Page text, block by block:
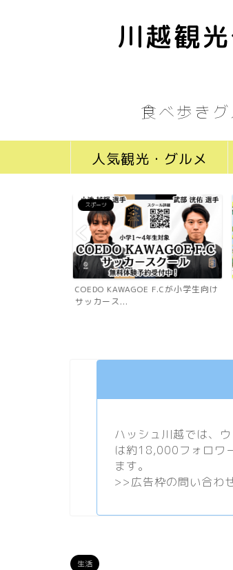
川越観
食べ歩き
人気観光・グルメ
スポーツ
COEDO KAWAGOE F.Cが小学生向け
サッカース...
ハッシュ川越では、
は約18,000フォロワ
ます。
>>広告枠の問い合わ
生活